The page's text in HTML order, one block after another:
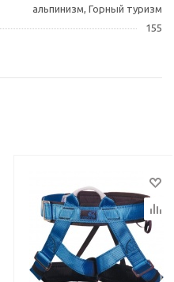
альпинизм, Горный туризм
155